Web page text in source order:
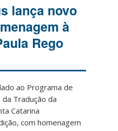
lança novo
à
Rego
ao Programa de
Tradução da
Catarina
com homenagem